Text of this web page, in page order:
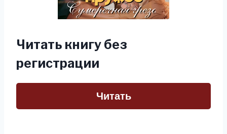
Читать книгу без
регистрации
Читать